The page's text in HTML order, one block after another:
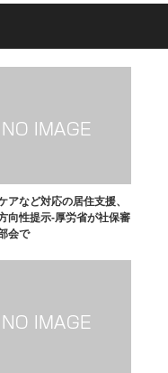
アなど対応の居住支援、
向性提示-厚労省が社保審
会で